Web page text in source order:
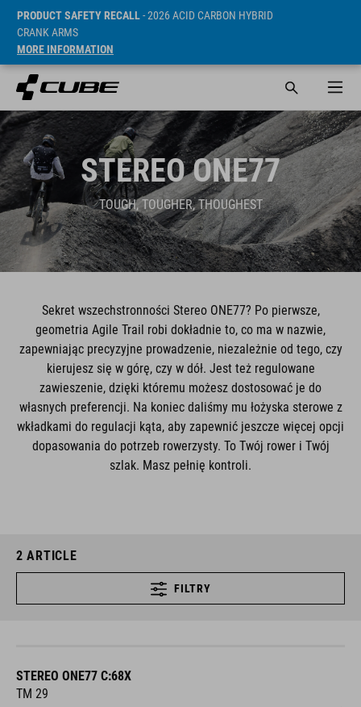
PRODUCT SAFETY RECALL- 2026 ACID CARBON HYBRID
CRANK ARMS
MORE INFORMATION
STEREO ONE77
TOUGH, TOUGHER, THOUGHEST
Sekret wszechstronności Stereo ONE77? Po pierwsze,
geometria Agile Trail robi dokładnie to, co ma w nazwie,
zapewniając precyzyjne prowadzenie, niezależnie od tego, czy
kierujesz się w górę, czy w dół. Jest też regulowane
zawieszenie, dzięki któremu możesz dostosować je do
własnych preferencji. Na koniec daliśmy mu łożyska sterowe z
wkładkami do regulacji kąta, aby zapewnić jeszcze więcej opcji
dopasowania do potrzeb rowerzysty. To Twój rower i Twój
szlak. Masz pełnię kontroli.
2 ARTICLE
FILTRY
STEREO ONE77 C:68X
TM 29